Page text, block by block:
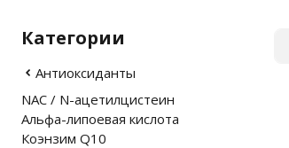
Категории
Антиоксиданты
NAC / N-ацетилцистеин
Альфа-липоевая кислота
Коэнзим Q10